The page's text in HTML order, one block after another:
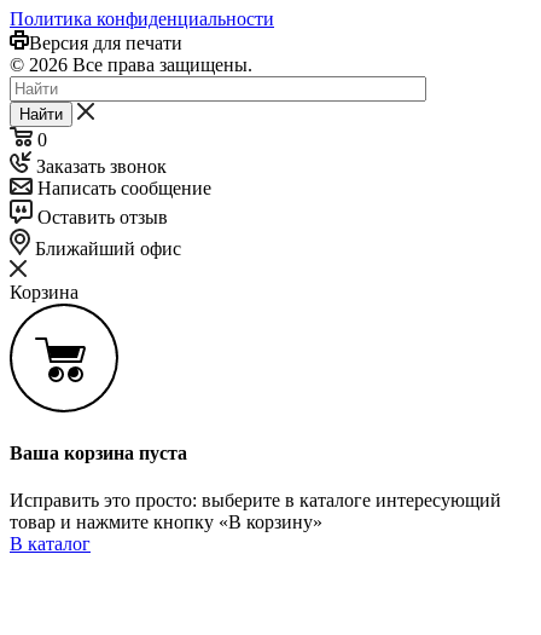
Политика конфиденциальности
Версия для печати
© 2026 Все права защищены.
Найти
0
Заказать звонок
Написать сообщение
Оставить отзыв
Ближайший офис
Корзина
Ваша корзина пуста
Исправить это просто: выберите в каталоге интересующий
товар и нажмите кнопку «В корзину»
В каталог